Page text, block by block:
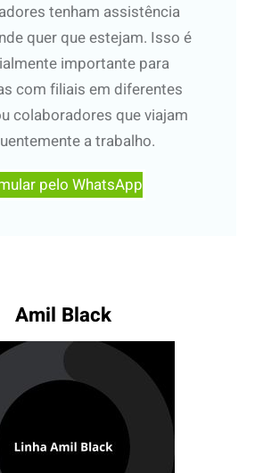
tenham assistência
quer que estejam. Isso é
importante para
com filiais em diferentes
colaboradores que viajam
a trabalho.
pelo WhatsApp
Amil Black